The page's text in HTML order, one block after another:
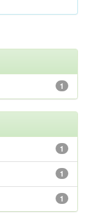
1
1
1
1